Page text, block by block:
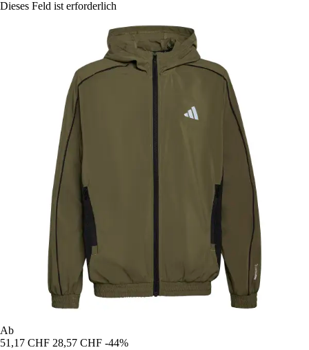
Dieses Feld ist erforderlich
Ab
51,17 CHF 28,57 CHF -44%